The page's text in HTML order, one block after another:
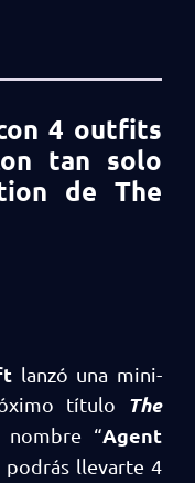
4 outfits
tan solo
de The
lanzó una mini-
título The
“Agent
llevarte 4